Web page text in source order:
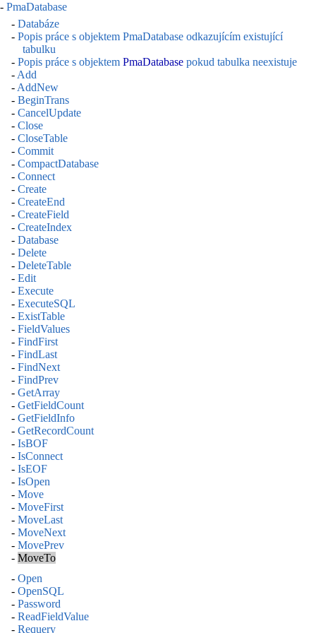
- PmaDatabase
- Databáze
- Popis práce s objektem PmaDatabase odkazujícím existující
tabulku
- Popis práce s objektem PmaDatabase pokud tabulka neexistuje
- Add
- AddNew
- BeginTrans
- CancelUpdate
- Close
- CloseTable
- Commit
- CompactDatabase
- Connect
- Create
- CreateEnd
- CreateField
- CreateIndex
- Database
- Delete
- DeleteTable
- Edit
- Execute
- ExecuteSQL
- ExistTable
- FieldValues
- FindFirst
- FindLast
- FindNext
- FindPrev
- GetArray
- GetFieldCount
- GetFieldInfo
- GetRecordCount
- IsBOF
- IsConnect
- IsEOF
- IsOpen
- Move
- MoveFirst
- MoveLast
- MoveNext
- MovePrev
- MoveTo
- Open
- OpenSQL
- Password
- ReadFieldValue
- Requery